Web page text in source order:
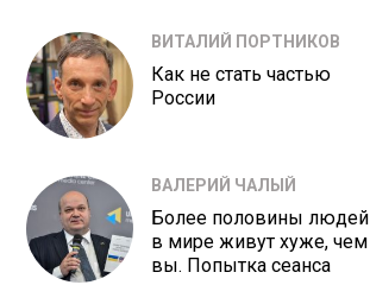
ВИТАЛИЙ ПОРТНИКОВ
Как не стать частью
России
ВАЛЕРИЙ ЧАЛЫЙ
Более половины людей
в мире живут хуже, чем
вы. Попытка сеанса